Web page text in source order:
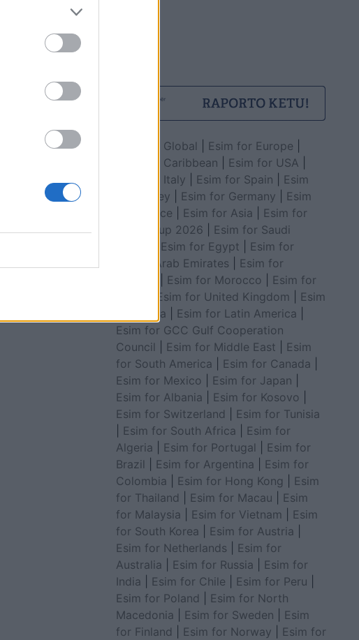
Esim for Global Esim for Europe
Esim for Caribbean
Esim for USA
Esim for Italy
Esim for Spain
Esim
for Turkey
Esim for Germany
Esim
for Greece
Esim for Asia
Esim for
World Cup 2026
Esim for Saudi
Esim for Egypt
Esim for
United Arab Emirates
Esim for
Esim for Morocco
Esim for
Esim for United Kingdom
Esim
for Africa
Esim for Latin America
Esim for GCC Gulf Cooperation
Council
Esim for Middle East
Esim
for South America
Esim for Canada
Esim for Mexico
Esim for Japan
Esim for Albania
Esim for Kosovo
Esim for Switzerland
Esim for Tunisia
Esim for South Africa
Esim for
Algeria
Esim for Portugal
Esim for
Brazil
Esim for Argentina
Esim for
Colombia
Esim for Hong Kong
Esim
for Thailand
Esim for Macau
Esim
for Malaysia
Esim for Vietnam
Esim
for South Korea
Esim for Austria
Esim for Netherlands
Esim for
Australia
Esim for Russia
Esim for
India
Esim for Chile Esim for Peru
Esim for Poland
Esim for North
Macedonia
Esim for Sweden
Esim
for Finland
Esim for Norway
Esim for